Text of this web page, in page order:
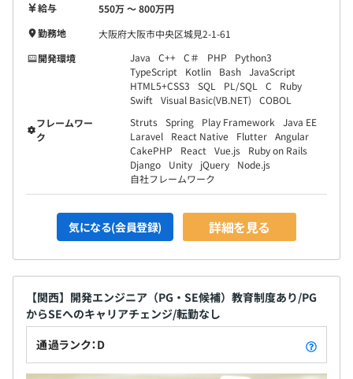
◆定期的にクライアントへ「お客様満足度評価」のアンケ
ートに回答頂いており、その内容も評価に反映しておりま
す。
◆社員メンバーには月報を毎月提出してもらい、その内容
で業務の進行度合いのチェックや悩み・不安の早期キャッ
チアップも行っております。
常駐先により異なりますが、社員は目標に向かって必死に
努力する社員が多くいます。
クライアント先に常駐していても、「自分に何が足りない
のか」という事を常に考え自己学習をしている社員と一緒
に働くことになります。
【代表取締役社長／エンジニア】
給与
550万 〜 800万円
勤務地
大阪府大阪市中央区城見2-1-61
開発環境
Java C++ C＃ PHP
Python3
TypeScript
Kotlin Bash JavaScript
HTML5+CSS3
SQL PL/SQL C
Ruby
Swift
Visual Basic(VB.NET)
COBOL
フレームワー
ク
Struts Spring Play Framework
Java EE
Laravel
React Native Flutter Angular
CakePHP
React Vue.js
Ruby on Rails
Django
Unity jQuery
Node.js
自社フレームワーク
気になる(会員登録) 詳細を見る
【関西】開発エンジニア（PG・SE候補）教育制度あり/PG
からSEへのキャリアチェンジ/転勤なし
通過ランク：D